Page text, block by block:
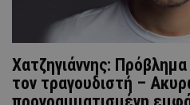
Χατζηγιάννης: Πρόβλημα
τον τραγουδιστή –